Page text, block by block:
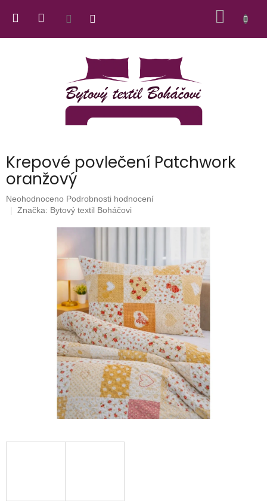
Krepové povlečení Patchwork
oranžový
Průměrné
hodnocení
Neohodnoceno Podrobnosti hodnocení
Značka: Bytový textil Boháčovi